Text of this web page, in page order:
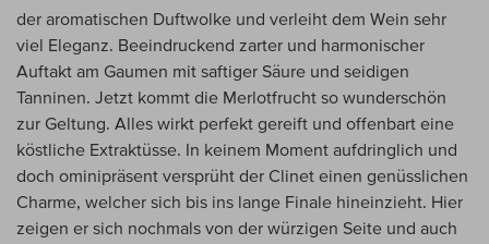
der aromatischen Duftwolke und verleiht dem Wein sehr
viel Eleganz. Beeindruckend zarter und harmonischer
Auftakt am Gaumen mit saftiger Säure und seidigen
Tanninen. Jetzt kommt die Merlotfrucht so wunderschön
zur Geltung. Alles wirkt perfekt gereift und offenbart eine
köstliche Extraktüsse. In keinem Moment aufdringlich und
doch ominipräsent versprüht der Clinet einen genüsslichen
Charme, welcher sich bis ins lange Finale hineinzieht. Hier
zeigen er sich nochmals von der würzigen Seite und auch